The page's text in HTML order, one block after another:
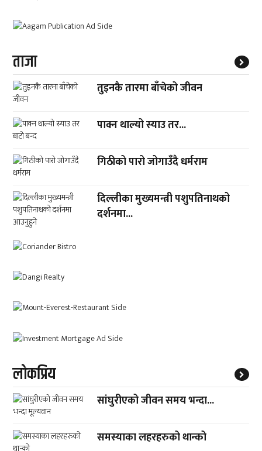
ताजा
तुइनकै तारमा बाँचेको जीवन
पाक्न थाल्यो स्याउ तर...
गिठीको पारो जोगाउँदै धर्मराम
दिल्लीका मुख्यमन्त्री पशुपतिनाथको
दर्शनमा...
लाेकप्रिय
सांघुरीएको जीवन समय भन्दा...
समस्याका लहरहरुको थान्को